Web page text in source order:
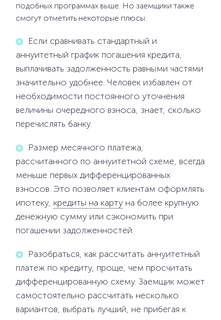
подобных программах выше. Но заемщики также
смогут отметить некоторые плюсы:
Если сравнивать стандартный и
аннуитетный график погашения кредита,
выплачивать задолженность равными частями
значительно удобнее. Человек избавлен от
необходимости постоянного уточнения
величины очередного взноса, знает, сколько
перечислять банку.
Размер месячного платежа,
рассчитанного по аннуитетной схеме, всегда
меньше первых дифференцированных
взносов. Это позволяет клиентам оформлять
ипотеку, кредиты на карту на более крупную
денежную сумму или сэкономить при
погашении задолженностей.
Разобраться, как рассчитать аннуитетный
платеж по кредиту, проще, чем просчитать
дифференцированную схему. Заемщик может
самостоятельно рассчитать несколько
вариантов, выбрать лучший, не прибегая к